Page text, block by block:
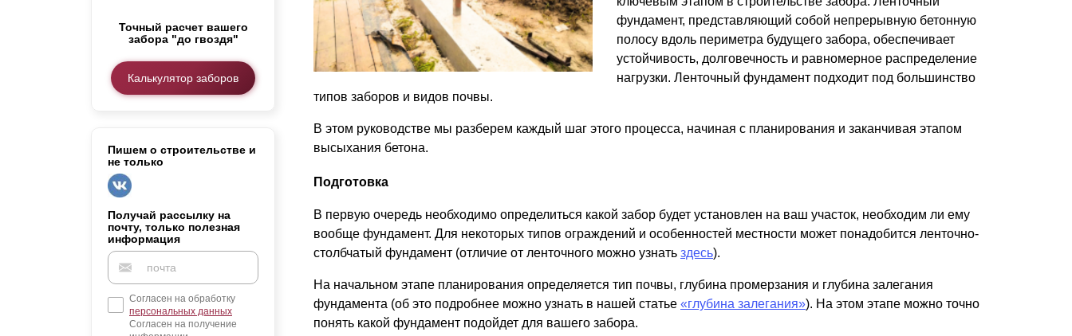
Элитные заборы для коттеджей
Забор на участок 10 соток
Заборы и ограждения для дома
Горизонтальные заборы
Высокие заборы
Красивые, дизайнерские заборы
ВЫБОР ПО СПОСОБУ МОНТАЖА
Быстровозводимые заборы
Калитки
Входные группы
Ворота складные гармошка
Точный расчет вашего
забора "до гвоздя"
Калькулятор заборов
Пишем о строительстве и
не только
Получай рассылку на
почту, только полезная
информация
Согласен на обработку
персональных данных
Согласен на получение
фундамент, представляющий собой непрерывную бетонную
полосу вдоль периметра будущего забора, обеспечивает
устойчивость, долговечность и равномерное распределение
нагрузки. Ленточный фундамент подходит под большинство
типов заборов и видов почвы.
В этом руководстве мы разберем каждый шаг этого процесса, начиная с планирования и заканчивая этапом
высыхания бетона.
Подготовка
В первую очередь необходимо определиться какой забор будет установлен на ваш участок, необходим ли ему
вообще фундамент. Для некоторых типов ограждений и особенностей местности может понадобится ленточно-
столбчатый фундамент (отличие от ленточного можно узнать здесь).
На начальном этапе планирования определяется тип почвы, глубина промерзания и глубина залегания
фундамента (об это подробнее можно узнать в нашей статье «глубина залегания»). На этом этапе можно точно
понять какой фундамент подойдет для вашего забора.